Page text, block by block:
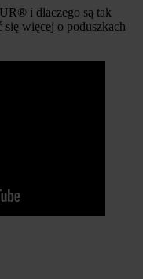
i dlaczego są tak
więcej o poduszkach